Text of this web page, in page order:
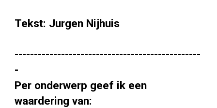
Tekst: Jurgen Nijhuis
------------------------------------------------
-
Per onderwerp geef ik een
waardering van: